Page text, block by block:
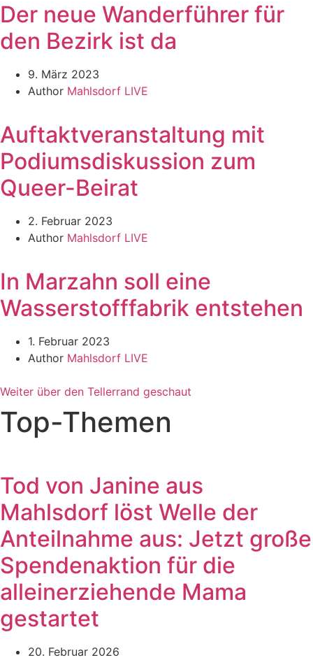
Der neue Wanderführer für
den Bezirk ist da
9. März 2023
Author Mahlsdorf LIVE
Auftaktveranstaltung mit
Podiumsdiskussion zum
Queer-Beirat
2. Februar 2023
Author Mahlsdorf LIVE
In Marzahn soll eine
Wasserstofffabrik entstehen
1. Februar 2023
Author Mahlsdorf LIVE
Weiter über den Tellerrand geschaut
Top-Themen
Tod von Janine aus
Mahlsdorf löst Welle der
Anteilnahme aus: Jetzt große
Spendenaktion für die
alleinerziehende Mama
gestartet
20. Februar 2026